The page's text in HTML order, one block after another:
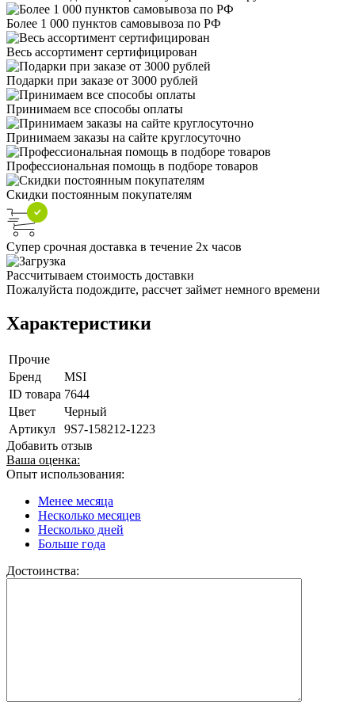
Более 1 000 пунктов самовывоза по РФ
Весь ассортимент сертифицирован
Подарки при заказе от 3000 рублей
Принимаем все способы оплаты
Принимаем заказы на сайте круглосуточно
Профессиональная помощь в подборе товаров
Скидки постоянным покупателям
Супер срочная доставка в течение 2х часов
Рассчитываем стоимость доставки
Пожалуйста подождите, рассчет займет немного времени
Характеристики
Прочие
Бренд
MSI
ID товара 7644
Цвет
Черный
Артикул
9S7-158212-1223
Добавить отзыв
Ваша оценка:
Опыт использования:
Менее месяца
Несколько месяцев
Несколько дней
Больше года
Достоинства: